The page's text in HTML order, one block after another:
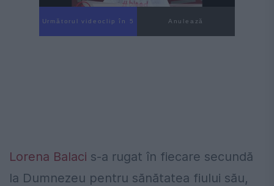
Următorul videoclip în 4 Anulează
Lorena Balaci s-a rugat în fiecare secundă
la Dumnezeu pentru sănătatea fiului său,